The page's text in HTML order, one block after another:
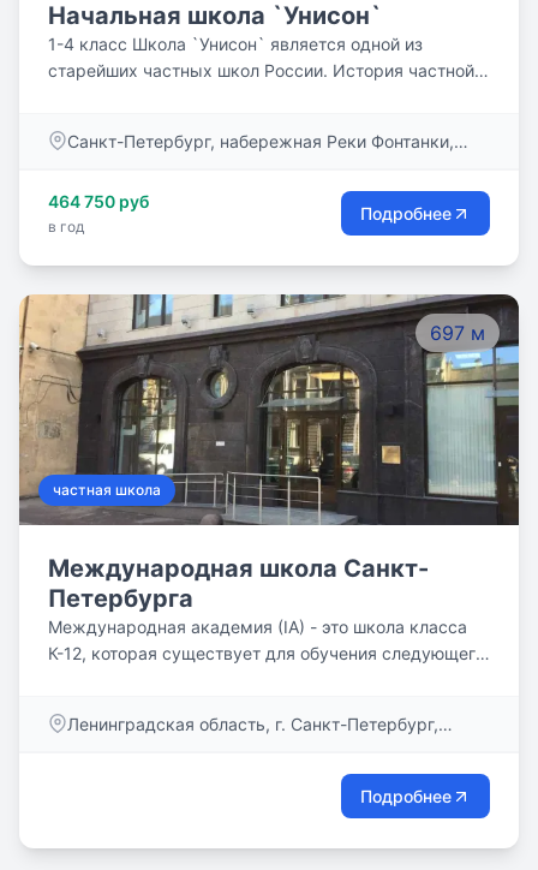
Начальная школа `Унисон`
1-4 класс Школа `Унисон` является одной из
старейших частных школ России. История частной
городском Дворце творчества юных на основе
Санкт-Петербург, набережная Реки Фонтанки,
464 750 руб
в год
Подробнее
697 м
частная школа
Международная школа Санкт-
Петербурга
Международная академия (IA) - это школа класса
К-12, которая существует для обучения следующего
достижения успеха в жизни. Здесь, в IA, мы верим в
академическое, духовное и культурное.
Ленинградская область, г. Санкт-Петербург,
Подробнее